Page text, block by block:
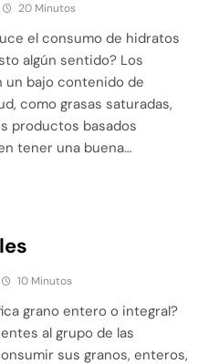
20 Minutos
el consumo de hidratos
algún sentido? Los
un bajo contenido de
como grasas saturadas,
productos basados
tener una buena…
10 Minutos
grano entero o integral?
al grupo de las
sus granos, enteros,